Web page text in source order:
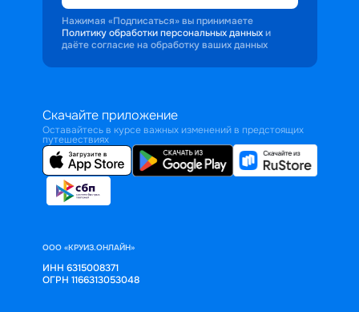
Нажимая «Подписаться» вы принимаете
Политику обработки персональных данных и
даёте согласие на обработку ваших данных
Скачайте приложение
Оставайтесь в курсе важных изменений в предстоящих
путешествиях
ООО «КРУИЗ.ОНЛАЙН»
ИНН 6315008371
ОГРН 1166313053048